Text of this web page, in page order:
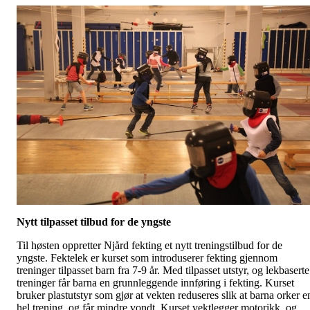
Nytt tilpasset tilbud for de yngste
Til høsten oppretter Njård fekting et nytt treningstilbud for de
yngste. Fektelek er kurset som introduserer fekting gjennom
treninger tilpasset barn fra 7-9 år. Med tilpasset utstyr, og lekbaserte
treninger får barna en grunnleggende innføring i fekting. Kurset
bruker plastutstyr som gjør at vekten reduseres slik at barna orker
hel trening, og får mindre vondt. Kurset vektlegger motorikk, og